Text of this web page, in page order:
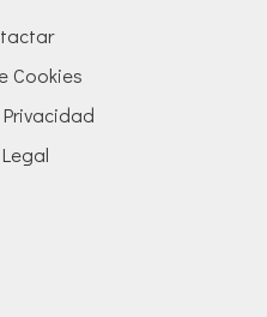
Cookies